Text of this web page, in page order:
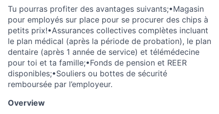
Tu pourras profiter des avantages suivants;•Magasin
pour employés sur place pour se procurer des chips à
petits prix!•Assurances collectives complètes incluant
le plan médical (après la période de probation), le plan
dentaire (après 1 année de service) et télémédecine
pour toi et ta famille;•Fonds de pension et REER
disponibles;•Souliers ou bottes de sécurité
remboursée par l’employeur.
Overview